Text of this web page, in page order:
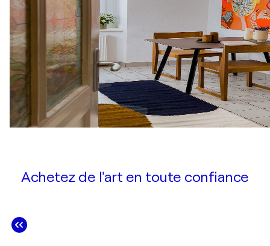
Achetez de l'art en toute confiance